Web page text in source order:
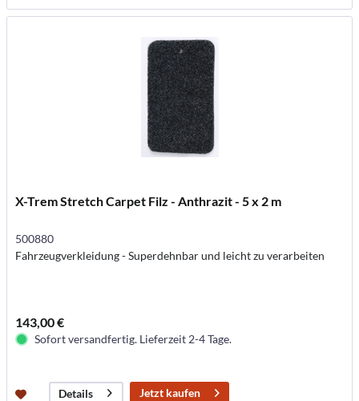
X-Trem Stretch Carpet Filz - Anthrazit - 5 x 2 m
500880
Fahrzeugverkleidung - Superdehnbar und leicht zu verarbeiten
143,00 €
Sofort versandfertig. Lieferzeit 2-4 Tage.
Details Jetzt kaufen